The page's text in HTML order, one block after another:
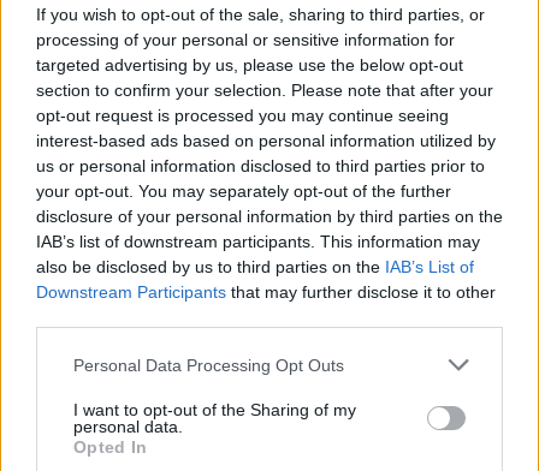
If you wish to opt-out of the sale, sharing to third parties, or
processing of your personal or sensitive information for
targeted advertising by us, please use the below opt-out
section to confirm your selection. Please note that after your
opt-out request is processed you may continue seeing
interest-based ads based on personal information utilized by
us or personal information disclosed to third parties prior to
your opt-out. You may separately opt-out of the further
disclosure of your personal information by third parties on the
IAB’s list of downstream participants. This information may
also be disclosed by us to third parties on the IAB’s List of
Downstream Participants that may further disclose it to other
Please note that this website/app uses one or more Google
not limited to your visit or usage behaviour. You may click to
grant or deny consent to Google and its third-party tags to
use your data for below specified purposes in below Google
Personal Data Processing Opt Outs
I want to opt-out of the Sharing of my
personal data.
Opted In
Vuoi rimuovere le pubblicità nazionali?
Puoi abbonarti asoli € 1,10 al mese
cliccandoqui
Sei già abbonato?
Puoi effettuare l'accesso andando nella
sezioneLogindal menù del sito o
cliccandoqui
Consorzio Molluschicoltori Di Olbia
Cozze Di Olbia
Cozze Olbia
Granchio Blu Olbia
Molluschicultori Olbia